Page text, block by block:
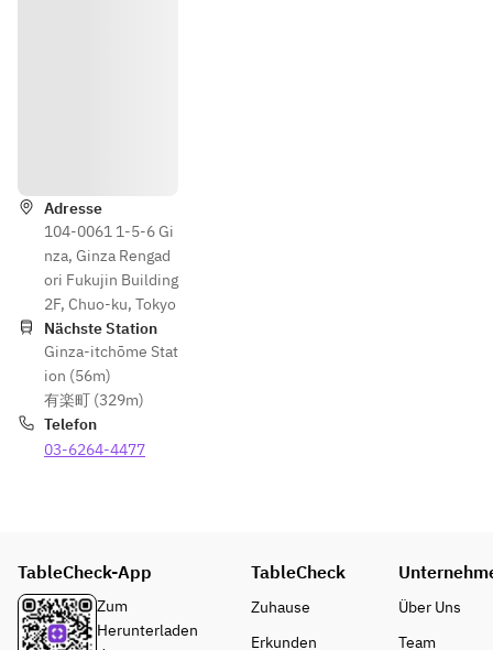
Adresse
104-0061 1-5-6 Gi
nza, Ginza Rengad
ori Fukujin Building
2F, Chuo-ku, Tokyo
Nächste Station
Ginza-itchōme Stat
ion (56m)
有楽町 (329m)
Telefon
03-6264-4477
TableCheck-App
Zum
Herunterladen
TableCheck
Zuhause
Erkunden
Über Uns
Team